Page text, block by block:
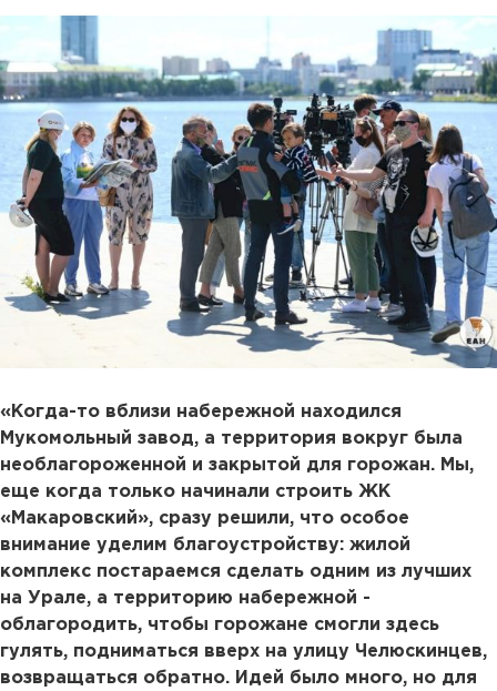
«Когда-то вблизи набережной находился
Мукомольный завод, а территория вокруг была
необлагороженной и закрытой для горожан. Мы,
еще когда только начинали строить ЖК
«Макаровский», сразу решили, что особое
внимание уделим благоустройству: жилой
комплекс постараемся сделать одним из лучших
на Урале, а территорию набережной -
облагородить, чтобы горожане смогли здесь
гулять, подниматься вверх на улицу Челюскинцев,
возвращаться обратно. Идей было много, но для